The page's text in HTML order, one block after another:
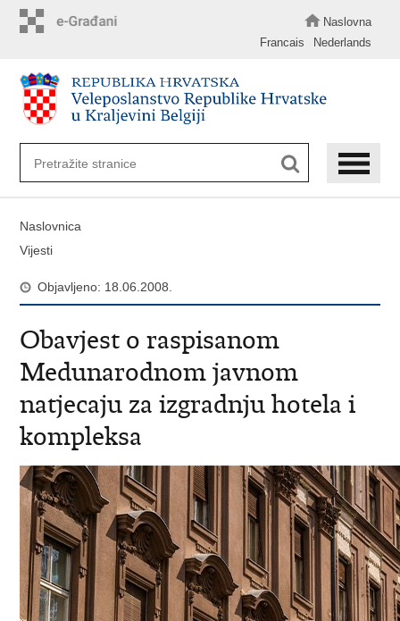
Naslovna
Francais
Nederlands
Naslovnica
Vijesti
Objavljeno: 18.06.2008.
Obavjest o raspisanom
Medunarodnom javnom
natjecaju za izgradnju hotela i
kompleksa